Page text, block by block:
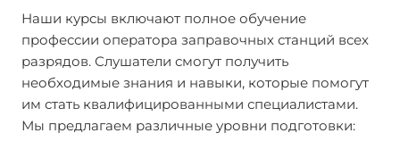
Наши курсы включают полное обучение
профессии оператора заправочных станций всех
разрядов. Слушатели смогут получить
необходимые знания и навыки, которые помогут
им стать квалифицированными специалистами.
Мы предлагаем различные уровни подготовки: